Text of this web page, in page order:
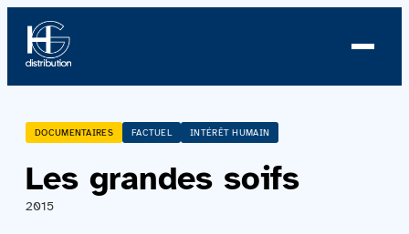
À propos
Profil
DOCUMENTAIRES FACTUEL INTÉRÊT HUMAIN
Les grandes soifs
2015